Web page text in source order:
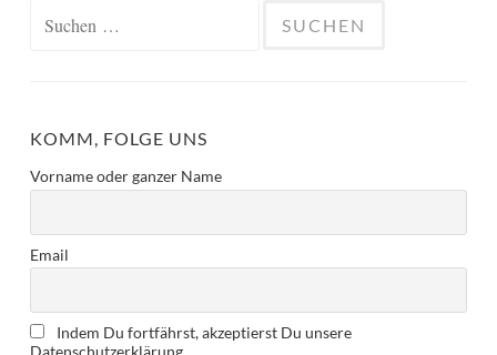
KOMM, FOLGE UNS
Vorname oder ganzer Name
Email
Indem Du fortfährst, akzeptierst Du unsere